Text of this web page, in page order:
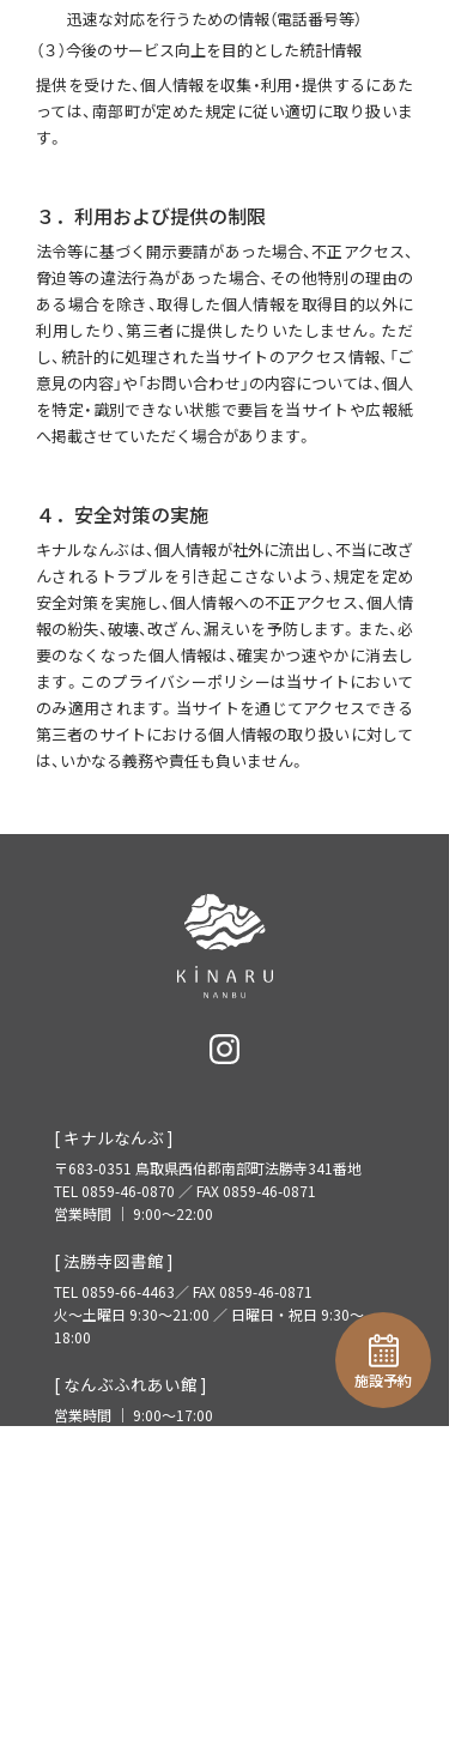
施設予約
迅速な対応を行うための情報（電話番号等）
（３）今後のサービス向上を目的とした統計情報
提供を受けた、個人情報を収集・利用・提供するにあた
っては、南部町が定めた規定に従い適切に取り扱いま
す。
３．利用および提供の制限
法令等に基づく開示要請があった場合、不正アクセス、
脅迫等の違法行為があった場合、その他特別の理由の
ある場合を除き、取得した個人情報を取得目的以外に
利用したり、第三者に提供したりいたしません。ただ
し、統計的に処理された当サイトのアクセス情報、「ご
意見の内容」や「お問い合わせ」の内容については、個人
を特定・識別できない状態で要旨を当サイトや広報紙
へ掲載させていただく場合があります。
４．安全対策の実施
キナルなんぶは、個人情報が社外に流出し、不当に改ざ
んされるトラブルを引き起こさないよう、規定を定め
安全対策を実施し、個人情報への不正アクセス、個人情
報の紛失、破壊、改ざん、漏えいを予防します。また、必
要のなくなった個人情報は、確実かつ速やかに消去し
ます。このプライバシーポリシーは当サイトにおいて
のみ適用されます。当サイトを通じてアクセスできる
第三者のサイトにおける個人情報の取り扱いに対して
は、いかなる義務や責任も負いません。
[ キナルなんぶ ]
〒683-0351 鳥取県西伯郡南部町法勝寺341番地
TEL 0859-46-0870 ／ FAX 0859-46-0871
営業時間 ｜ 9:00～22:00
[ 法勝寺図書館 ]
TEL 0859-66-4463／ FAX 0859-46-0871
火～土曜日 9:30～21:00 ／ 日曜日・祝日 9:30～
18:00
[ なんぶふれあい館 ]
営業時間 ｜ 9:00～17:00